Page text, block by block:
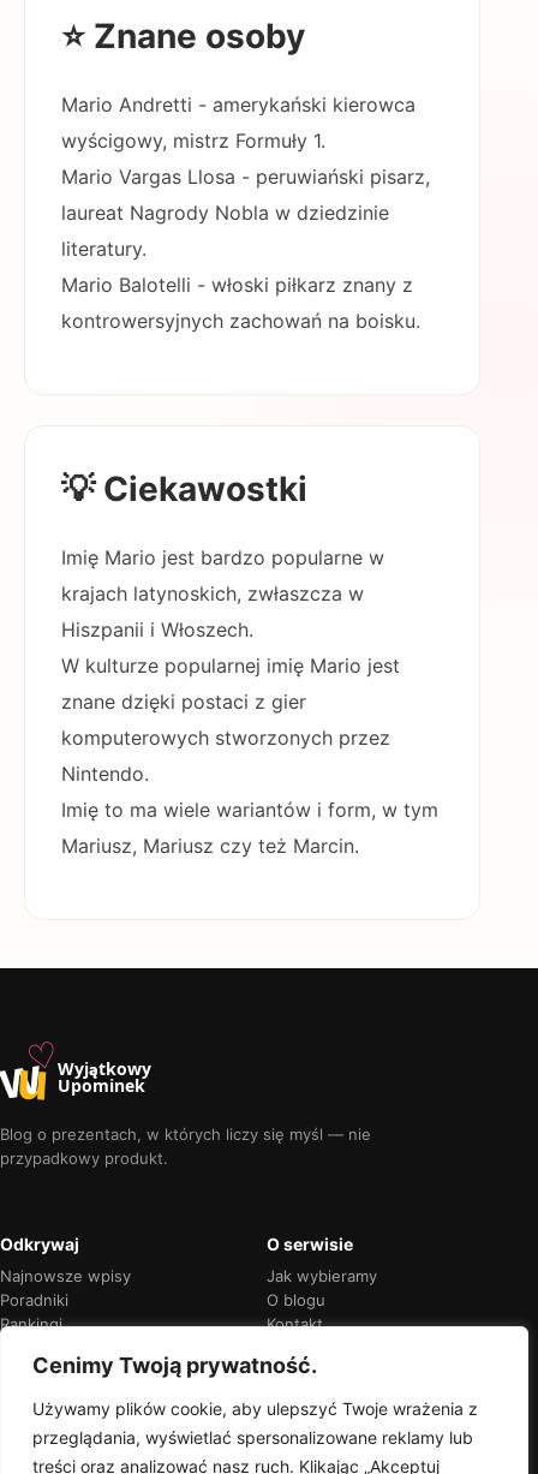
Cenimy Twoją prywatność.
Używamy plików cookie, aby ulepszyć Twoje wrażenia z
przeglądania, wyświetlać spersonalizowane reklamy lub
treści oraz analizować nasz ruch. Klikając „Akceptuj
⭐ Znane osoby
Mario Andretti - amerykański kierowca
wyścigowy, mistrz Formuły 1.
Mario Vargas Llosa - peruwiański pisarz,
laureat Nagrody Nobla w dziedzinie
literatury.
Mario Balotelli - włoski piłkarz znany z
kontrowersyjnych zachowań na boisku.
💡 Ciekawostki
Imię Mario jest bardzo popularne w
krajach latynoskich, zwłaszcza w
Hiszpanii i Włoszech.
W kulturze popularnej imię Mario jest
znane dzięki postaci z gier
komputerowych stworzonych przez
Nintendo.
Imię to ma wiele wariantów i form, w tym
Mariusz, Mariusz czy też Marcin.
u♡Wyjątkowy
Upominek
Blog o prezentach, w których liczy się myśl — nie
przypadkowy produkt.
Odkrywaj
Najnowsze wpisy
Poradniki
Rankingi
O serwisie
Jak wybieramy
O blogu
Kontakt
Przejrzyste rekomendacje